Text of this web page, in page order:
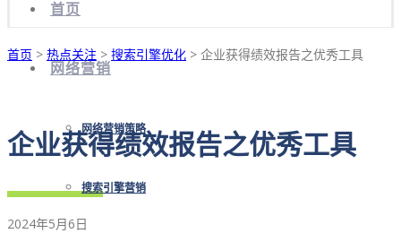
首页
网络营销
网络营销策略
搜索引擎营销
首页 > 热点关注 > 搜索引擎优化 > 企业获得绩效报告之优秀工具
企业获得绩效报告之优秀工具
2024年5月6日